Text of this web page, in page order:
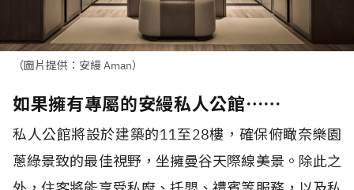
（圖片提供：安縵 Aman）
如果擁有專屬的安縵私人公館⋯⋯
私人公館將設於建築的11至28樓，確保俯瞰奈樂園
蔥綠景致的最佳視野，坐擁曼谷天際線美景。除此之